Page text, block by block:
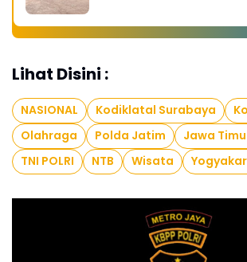
Lihat Disini :
NASIONAL Kodiklatal Surabaya
Olahraga
Polda Jatim Jawa
TNI POLRI
NTB Wisata